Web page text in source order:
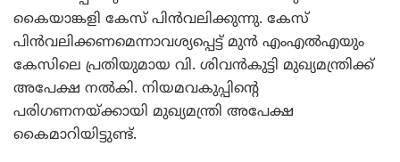
കൈയാങ്കളി കേസ് പിന്‍വലിക്കുന്നു. കേസ്
പിന്‍വലിക്കണമെന്നാവശ്യപ്പെട്ട് മുന്‍ എംഎല്‍എയും
കേസിലെ പ്രതിയുമായ വി. ശിവന്‍കുട്ടി മുഖ്യമന്ത്രിക്ക്
അപേക്ഷ നല്‍കി. നിയമവകുപ്പിന്റെ
പരിഗണനയ്ക്കായി മുഖ്യമന്ത്രി അപേക്ഷ
കൈമാറിയിട്ടുണ്ട്.